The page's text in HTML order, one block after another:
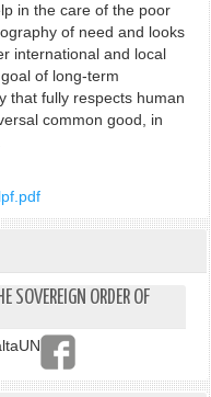
in the care of the poor
of need and looks
international and local
of long-term
that fully respects human
common good, in
SOVEREIGN ORDER OF